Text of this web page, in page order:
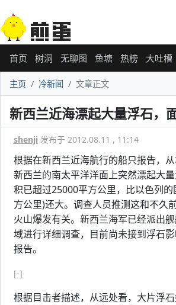
首页 树洞 无聊图 鱼塘 热榜 大吐槽
主页 冷新闻 文章正文
新西兰近海漂起大量浮石，
shenji 发布于 2012.08.11 , 11:14
根据在新西兰近海航行的船只报告，
新西兰的南太平洋洋面上突然漂起大
积已超过25000平方公里，比以色列
方公里)还大。调查人员推测这和不久
火山爆发有关。新西兰海军已经派出
域进行详细调查，目前尚未接到浮石
报告。
[-]
根据目击者描述，从远处看，大片浮